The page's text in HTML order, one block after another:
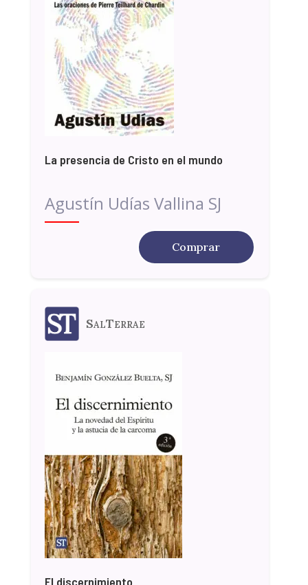
La presencia de Cristo en el mundo
Agustín Udías Vallina SJ
Comprar
SalTerrae
El discernimiento